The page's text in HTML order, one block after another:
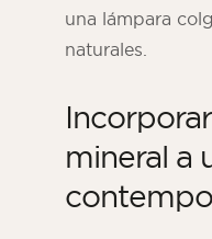
una lámpara
naturales.
mineral a